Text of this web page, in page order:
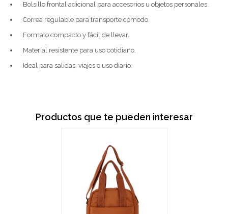
Bolsillo frontal adicional para accesorios u objetos personales.
Correa regulable para transporte cómodo.
Formato compacto y fácil de llevar.
Material resistente para uso cotidiano.
Ideal para salidas, viajes o uso diario.
Productos que te pueden interesar